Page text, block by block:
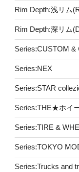
Rim Depth:浅リム
Rim Depth:深リム
Series:CUSTOM &
Series:NEX
Series:STAR
Series:THE★ホイ
Series:TIRE &
Series:TOKYO
Series:Trucks and